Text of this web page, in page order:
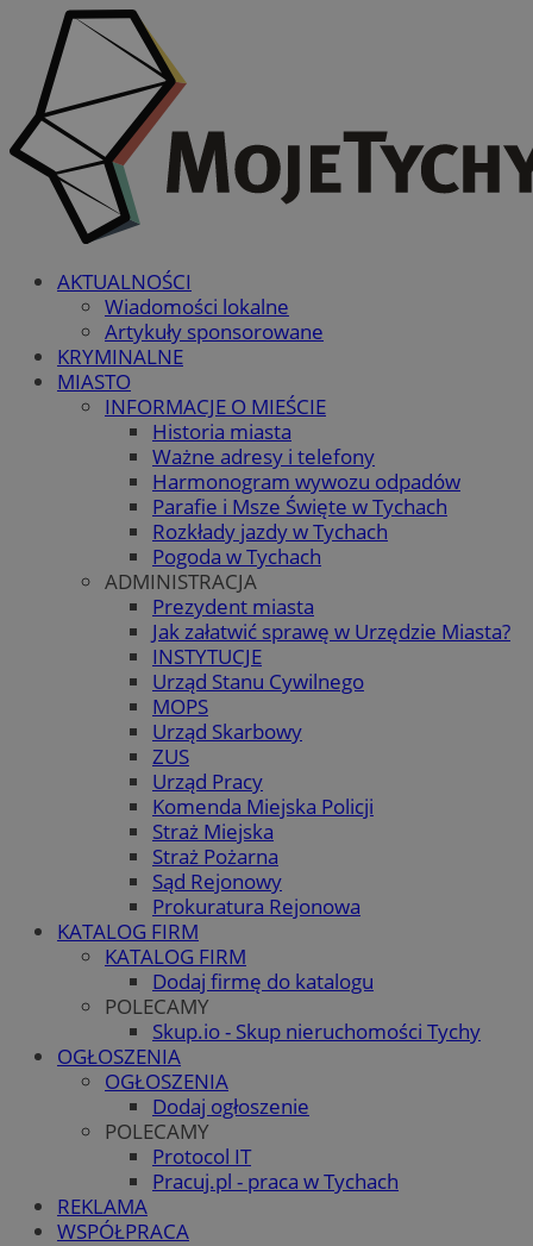
AKTUALNOŚCI
Wiadomości lokalne
Artykuły sponsorowane
KRYMINALNE
MIASTO
INFORMACJE O MIEŚCIE
Historia miasta
Ważne adresy i telefony
Harmonogram wywozu odpadów
Parafie i Msze Święte w Tychach
Rozkłady jazdy w Tychach
Pogoda w Tychach
ADMINISTRACJA
Prezydent miasta
Jak załatwić sprawę w Urzędzie Miasta?
INSTYTUCJE
Urząd Stanu Cywilnego
MOPS
Urząd Skarbowy
ZUS
Urząd Pracy
Komenda Miejska Policji
Straż Miejska
Straż Pożarna
Sąd Rejonowy
Prokuratura Rejonowa
KATALOG FIRM
KATALOG FIRM
Dodaj firmę do katalogu
POLECAMY
Skup.io - Skup nieruchomości Tychy
OGŁOSZENIA
OGŁOSZENIA
Dodaj ogłoszenie
POLECAMY
Protocol IT
Pracuj.pl - praca w Tychach
REKLAMA
WSPÓŁPRACA